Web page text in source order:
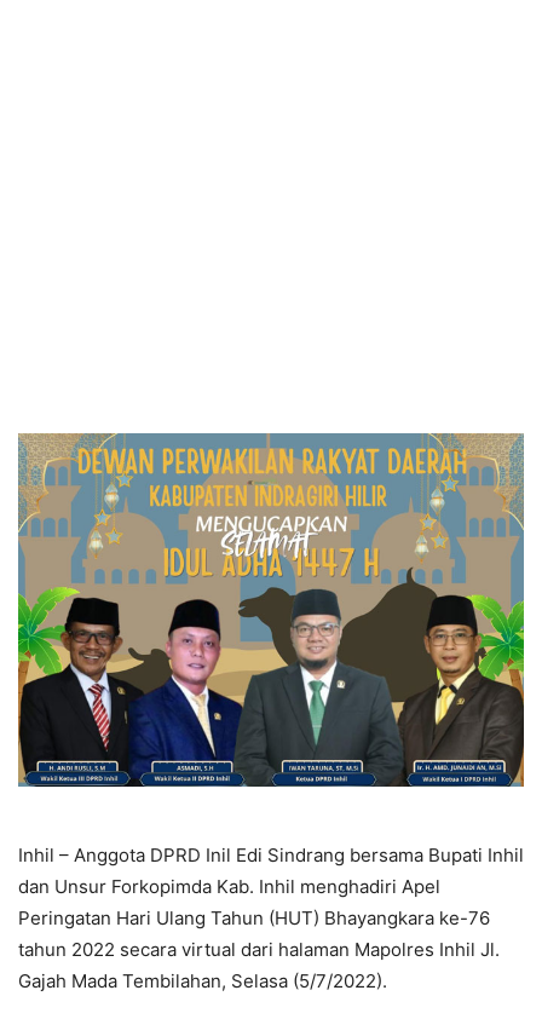
Inhil – Anggota DPRD Inil Edi Sindrang bersama Bupati Inhil
dan Unsur Forkopimda Kab. Inhil menghadiri Apel
Peringatan Hari Ulang Tahun (HUT) Bhayangkara ke-76
tahun 2022 secara virtual dari halaman Mapolres Inhil Jl.
Gajah Mada Tembilahan, Selasa (5/7/2022).